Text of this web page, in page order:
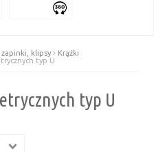
klipsy
Krążki
typ U
typ U